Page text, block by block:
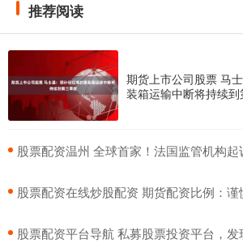
推荐阅读
期货上市公司股票 马
装箱运输中断将持续
股票配资温州 全球首家！法国监管机构起
股票配资在线炒股配资 期货配资比例：
股票配资平台导航 私募股票投资平台，